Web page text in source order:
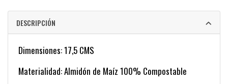
DESCRIPCIÓN
Dimensiones: 17,5 CMS
Materialidad: Almidón de Maíz 100% Compostable